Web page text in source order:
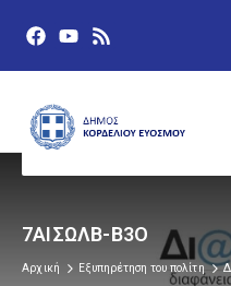
7ΑΙΣΩΛΒ-Β3Ο
Αρχική Εξυπηρέτηση του πολίτη